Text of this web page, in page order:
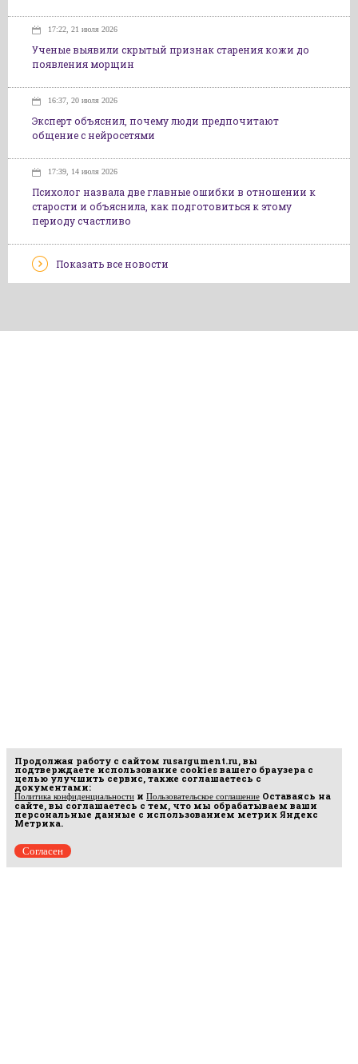
17:22, 21 июля 2026
Ученые выявили скрытый признак старения кожи до
появления морщин
16:37, 20 июля 2026
Эксперт объяснил, почему люди предпочитают
общение с нейросетями
17:39, 14 июля 2026
Психолог назвала две главные ошибки в отношении к
старости и объяснила, как подготовиться к этому
периоду счастливо
Показать все новости
Продолжая работу с сайтом rusargument.ru, вы
подтверждаете использование cookies вашего браузера с
целью улучшить сервис, также соглашаетесь с
документами:
Политика конфиденциальности и Пользовательское соглашение Оставаясь на
сайте, вы соглашаетесь с тем, что мы обрабатываем ваши
персональные данные с использованием метрик Яндекс
Метрика.
Согласен